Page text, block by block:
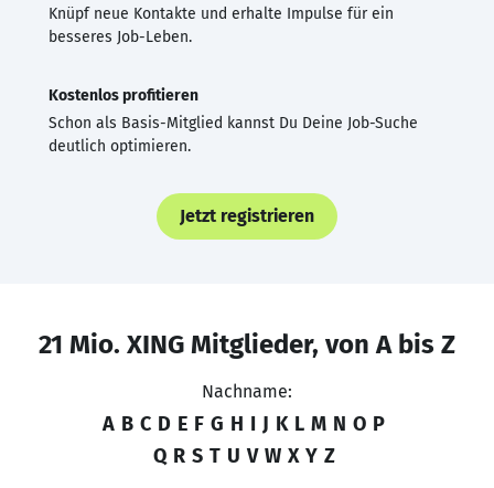
Knüpf neue Kontakte und erhalte Impulse für ein
besseres Job-Leben.
Kostenlos profitieren
Schon als Basis-Mitglied kannst Du Deine Job-Suche
deutlich optimieren.
Jetzt registrieren
21 Mio. XING Mitglieder, von A bis Z
Nachname:
A B C D E F G H I J K L M N O P
Q R S T U V W X Y Z